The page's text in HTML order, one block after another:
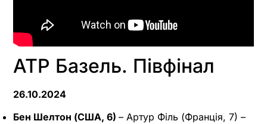
ATP Базель. Півфінал
26.10.2024
Бен Шелтон (США, 6) – Артур Філь (Франція, 7) –